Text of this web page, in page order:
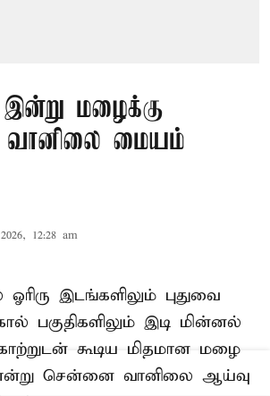
இன்று மழைக்கு
வானிலை மையம்
12:28 am
இடங்களிலும் புதுவை
பகுதிகளிலும் இடி மின்னல்
கூடிய மிதமான மழை
சென்னை வானிலை ஆய்வு